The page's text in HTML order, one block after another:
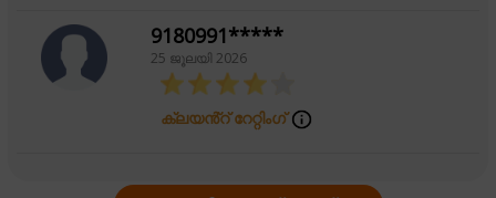
9180991*****
25 ജൂലയി 2026
ക്ലയൻ്റ് റേറ്റിംഗ്